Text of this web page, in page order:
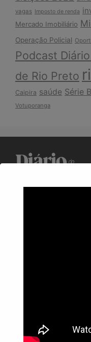
vagas
Imposto de renda
Mercado Imobiliário
Operação Policial
Podcast
de Rio Preto
Caipira saúde Série B
Votuporanga
WhatsApp: (17)